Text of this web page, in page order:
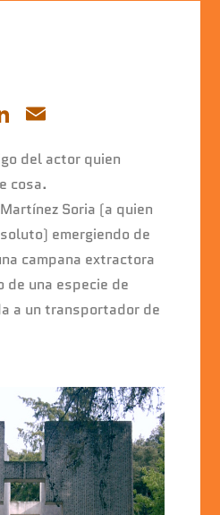
Li
n
k
e
dI
n
ai
l
del actor quien
cosa.
Soria (a quien
emergiendo de
campana extractora
de una especie de
a un transportador de